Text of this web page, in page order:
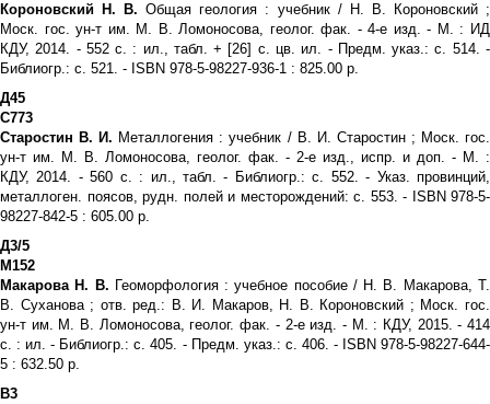
Короновский Н. В. Общая геология : учебник / Н. В. Короновский ;
Моск. гос. ун-т им. М. В. Ломоносова, геолог. фак. - 4-е изд. - М. : ИД
КДУ, 2014. - 552 с. : ил., табл. + [26] с. цв. ил. - Предм. указ.: с. 514. -
Библиогр.: с. 521. - ISBN 978-5-98227-936-1 : 825.00 р.
Д45
С773
Старостин В. И. Металлогения : учебник / В. И. Старостин ; Моск. гос.
ун-т им. М. В. Ломоносова, геолог. фак. - 2-е изд., испр. и доп. - М. :
КДУ, 2014. - 560 с. : ил., табл. - Библиогр.: с. 552. - Указ. провинций,
металлоген. поясов, рудн. полей и месторождений: с. 553. - ISBN 978-5-
98227-842-5 : 605.00 р.
Д3/5
М152
Макарова Н. В. Геоморфология : учебное пособие / Н. В. Макарова, Т.
В. Суханова ; отв. ред.: В. И. Макаров, Н. В. Короновский ; Моск. гос.
ун-т им. М. В. Ломоносова, геолог. фак. - 2-е изд. - М. : КДУ, 2015. - 414
с. : ил. - Библиогр.: с. 405. - Предм. указ.: с. 406. - ISBN 978-5-98227-644-
5 : 632.50 р.
В3